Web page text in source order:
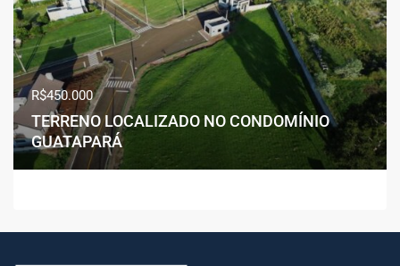
R$450.000
TERRENO LOCALIZADO NO CONDOMÍNIO
GUATAPARÁ